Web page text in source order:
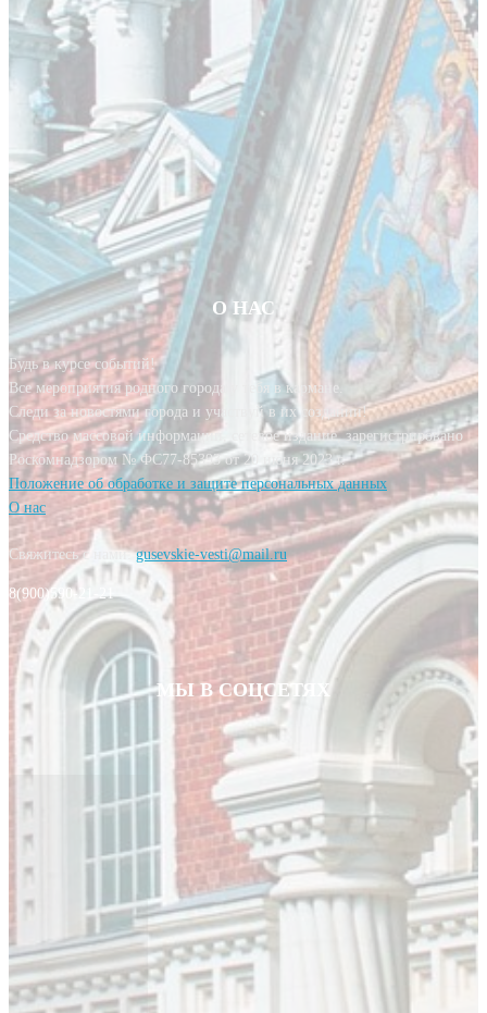
О НАС
Будь в курсе событий!
Все мероприятия родного города у тебя в кармане.
Следи за новостями города и участвуй в их создании!
Средство массовой информации, сетевое издание, зарегистрировано
Роскомнадзором № ФС77-85393 от 20 июня 2023 г.
Положение об обработке и защите персональных данных
О нас
Свяжитесь с нами:gusevskie-vesti@mail.ru
8(900)590-21-21
МЫ В СОЦСЕТЯХ